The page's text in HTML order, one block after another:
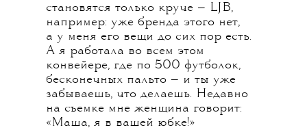
становятся только круче — LJB,
например: уже бренда этого нет,
а у меня его вещи до сих пор есть.
А я работала во всем этом
конвейере, где по 500 футболок,
бесконечных пальто — и ты уже
забываешь, что делаешь. Недавно
на съемке мне женщина говорит:
«Маша, я в вашей юбке!»